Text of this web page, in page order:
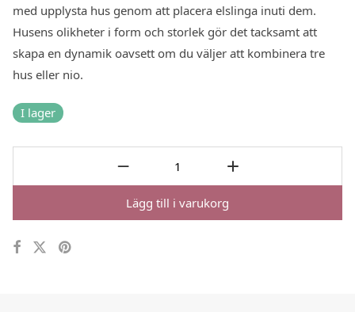
med upplysta hus genom att placera elslinga inuti dem.
Husens olikheter i form och storlek gör det tacksamt att
skapa en dynamik oavsett om du väljer att kombinera tre
hus eller nio.
I lager
Lägg till i varukorg